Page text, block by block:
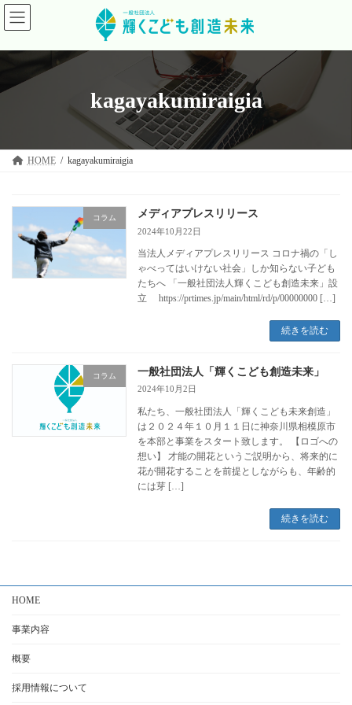
コ
ン
テ
ン
ス
ナ
ビ
ゲ
ー
ン
kagayakumiraigia
HOME kagayakumiraigia
コラム メディアプレスリリース
2024年10月22日
当法人メディアプレスリリース コロナ禍の「し
ゃべってはいけない社会」しか知らない子ども
たちへ 「一般社団法人輝くこども創造未来」設
立 https://prtimes.jp/main/html/rd/p/00000000 […]
続きを読む
コラム 一般社団法人「輝くこども創造未来」
2024年10月2日
私たち、一般社団法人「輝くこども未来創造」
は２０２４年１０月１１日に神奈川県相模原市
を本部と事業をスタート致します。 【ロゴへの
想い】 才能の開花というご説明から、将来的に
花が開花することを前提としながらも、年齢的
には芽 […]
続きを読む
HOME
事業内容
概要
採用情報について